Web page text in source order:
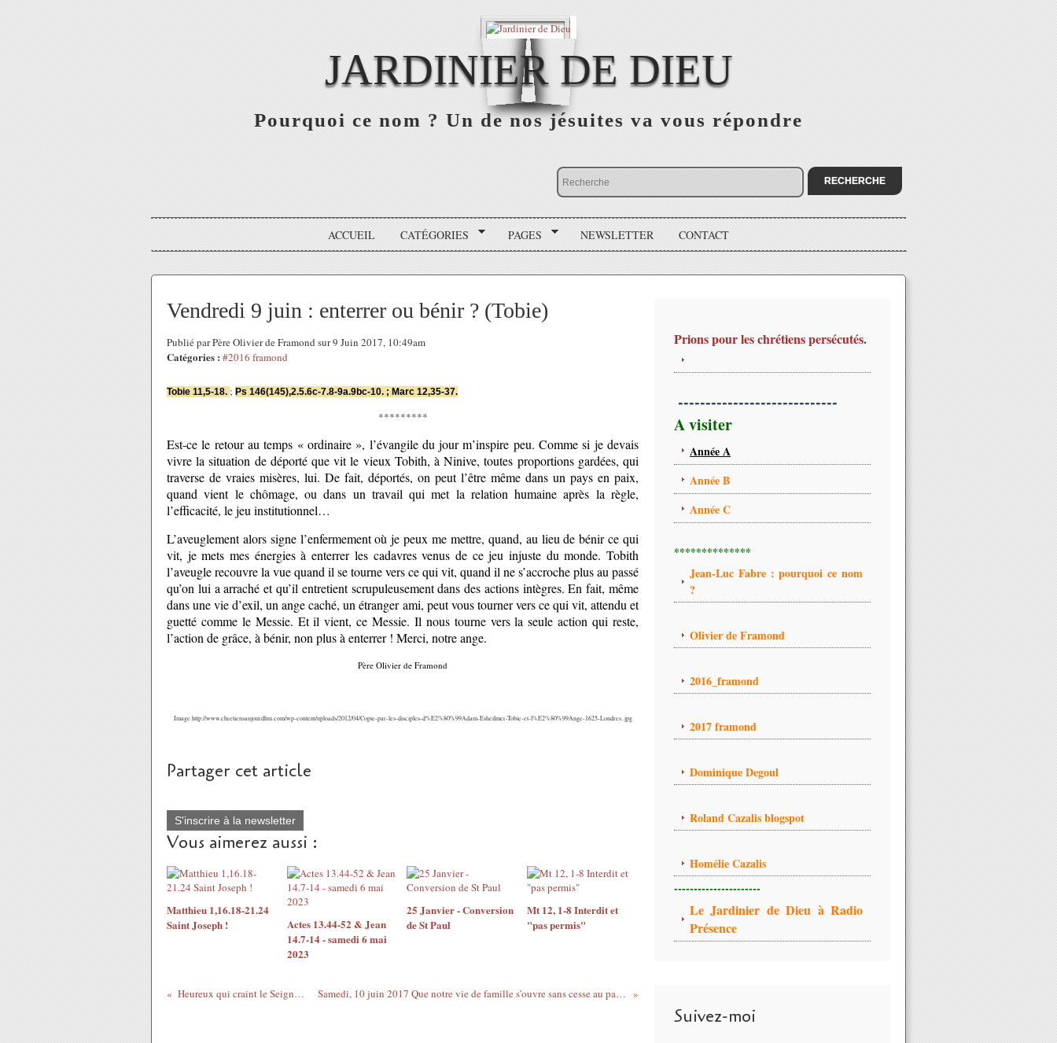
JARDINIER DE DIEU
Pourquoi ce nom ? Un de nos jésuites va vous répondre
ACCUEIL CATÉGORIES PAGES NEWSLETTER CONTACT
Vendredi 9 juin : enterrer ou bénir ? (Tobie)
Publié par Père Olivier de Framond sur 9 Juin 2017, 10:49am
Catégories : #2016 framond
Tobie 11,5-18. ; Ps 146(145),2.5.6c-7.8-9a.9bc-10. ; Marc 12,35-37.
*********
Est-ce le retour au temps « ordinaire », l’évangile du jour m’inspire peu. Comme si je devais
vivre la situation de déporté que vit le vieux Tobith, à Ninive, toutes proportions gardées, qui
traverse de vraies misères, lui. De fait, déportés, on peut l’être même dans un pays en paix,
quand vient le chômage, ou dans un travail qui met la relation humaine après la règle,
l’efficacité, le jeu institutionnel…
L’aveuglement alors signe l’enfermement où je peux me mettre, quand, au lieu de bénir ce qui
vit, je mets mes énergies à enterrer les cadavres venus de ce jeu injuste du monde. Tobith
l’aveugle recouvre la vue quand il se tourne vers ce qui vit, quand il ne s’accroche plus au passé
qu’on lui a arraché et qu’il entretient scrupuleusement dans des actions intègres. En fait, même
dans une vie d’exil, un ange caché, un étranger ami, peut vous tourner vers ce qui vit, attendu et
guetté comme le Messie. Et il vient, ce Messie. Il nous tourne vers la seule action qui reste,
l’action de grâce, à bénir, non plus à enterrer ! Merci, notre ange.
Père Olivier de Framond
Image http://www.chretiensaujourdhui.com/wp-content/uploads/2012/04/Copie-par-les-disciples-d%E2%80%99Adam-Esheilmer-Tobie-et-l%E2%80%99Ange-1625-Londres..jpg
Partager cet article
S'inscrire à la newsletter
Vous aimerez aussi :
Matthieu 1,16.18-21.24
Saint Joseph !
Actes 13.44-52 & Jean
14.7-14 - samedi 6 mai
2023
25 Janvier - Conversion
de St Paul
Mt 12, 1-8 Interdit et
"pas permis"
Heureux qui craint le Seigneur ! Samedi, 10 juin 2017 Que notre vie de famille s’ouvre sans cesse au pardon !
Prions pour les chrétiens persécutés.
-----------------------------
A visiter
Année A
Année B
Année C
**************
Jean-Luc Fabre : pourquoi ce nom
?
Olivier de Framond
2016_framond
2017 framond
Dominique Degoul
Roland Cazalis blogspot
Homélie Cazalis
----------------------
Le Jardinier de Dieu à Radio
Présence
Suivez-moi